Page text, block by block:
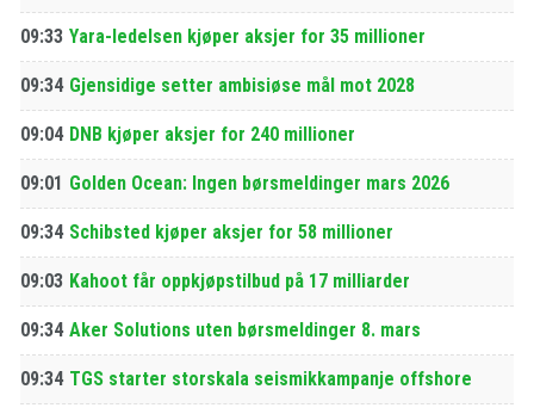
09:33 Yara-ledelsen kjøper aksjer for 35 millioner
09:34 Gjensidige setter ambisiøse mål mot 2028
09:04 DNB kjøper aksjer for 240 millioner
09:01 Golden Ocean: Ingen børsmeldinger mars 2026
09:34 Schibsted kjøper aksjer for 58 millioner
09:03 Kahoot får oppkjøpstilbud på 17 milliarder
09:34 Aker Solutions uten børsmeldinger 8. mars
09:34 TGS starter storskala seismikkampanje offshore